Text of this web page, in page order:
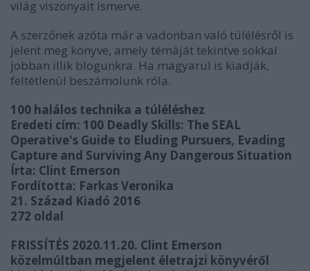
világ viszonyait ismerve.
A szerzőnek azóta már a vadonban való túlélésről is
jelent meg könyve, amely témáját tekintve sokkal
jobban illik blogunkra. Ha magyarul is kiadják,
feltétlenül beszámolunk róla.
100 halálos technika a túléléshez
Eredeti cím: 100 Deadly Skills: The SEAL
Operative's Guide to Eluding Pursuers, Evading
Capture and Surviving Any Dangerous Situation
Írta: Clint Emerson
Fordította: Farkas Veronika
21. Század Kiadó 2016
272 oldal
FRISSÍTÉS 2020.11.20. Clint Emerson
közelmúltban megjelent életrajzi könyvéről